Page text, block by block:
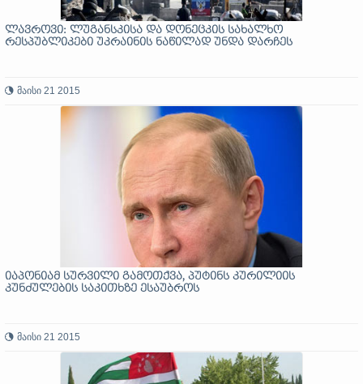
ლავროვი: ლუგანსკისა და დონეცკის სახალხო
რესპუბლიკები უკრაინის ნაწილად უნდა დარჩეს
მაისი 21 2015
იაპონიამ სურვილი გამოთქვა, პუტინს კურილიის
კუნძულების საკითხზე ესაუბროს
მაისი 21 2015